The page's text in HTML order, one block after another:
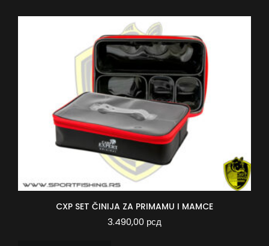
CXP SET ČINIJA ZA PRIMAMU I MAMCE
3.490,00 рсд